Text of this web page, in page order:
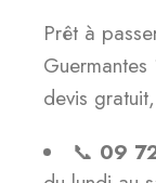
Prêt à
devis
📞 09